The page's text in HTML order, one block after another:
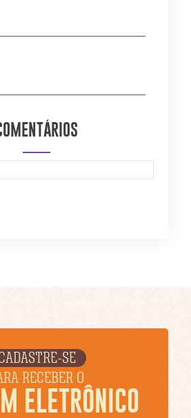
SE
RECEBER O
ELETRÔNICO